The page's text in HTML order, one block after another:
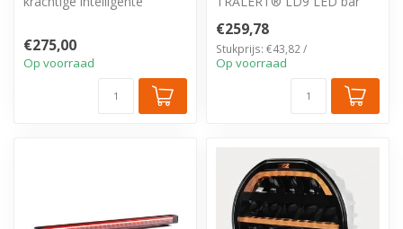
€275,00
Op voorraad
geïntegreerde R65 flitser e...
€259,78
Stukprijs: €43,82 /
Op voorraad